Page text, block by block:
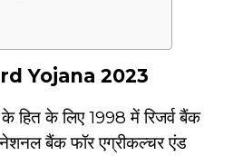
Yojana 2023
हित के लिए 1998 में रिजर्व बैंक
बैंक फॉर एग्रीकल्चर एंड